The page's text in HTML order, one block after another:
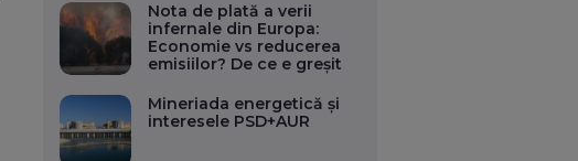
Nota de plată a verii
infernale din Europa:
Economie vs reducerea
emisiilor? De ce e greșit
Mineriada energetică și
interesele PSD+AUR